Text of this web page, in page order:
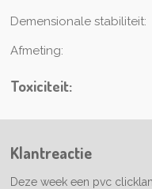
Afmeting:
Toxiciteit:
Klantreactie
Deze week een pvc